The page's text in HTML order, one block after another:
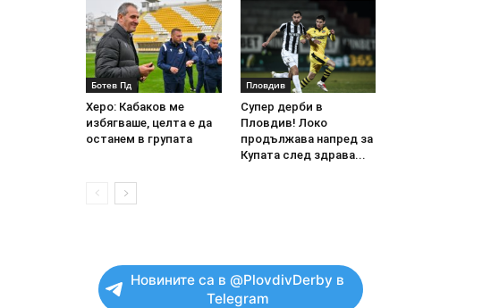
Ботев Пд
Херо: Кабаков ме
избягваше, целта е да
останем в групата
Пловдив
Супер дерби в
Пловдив! Локо
продължава напред за
Купата след здрава...
Новините са в @PlovdivDerby в
Telegram